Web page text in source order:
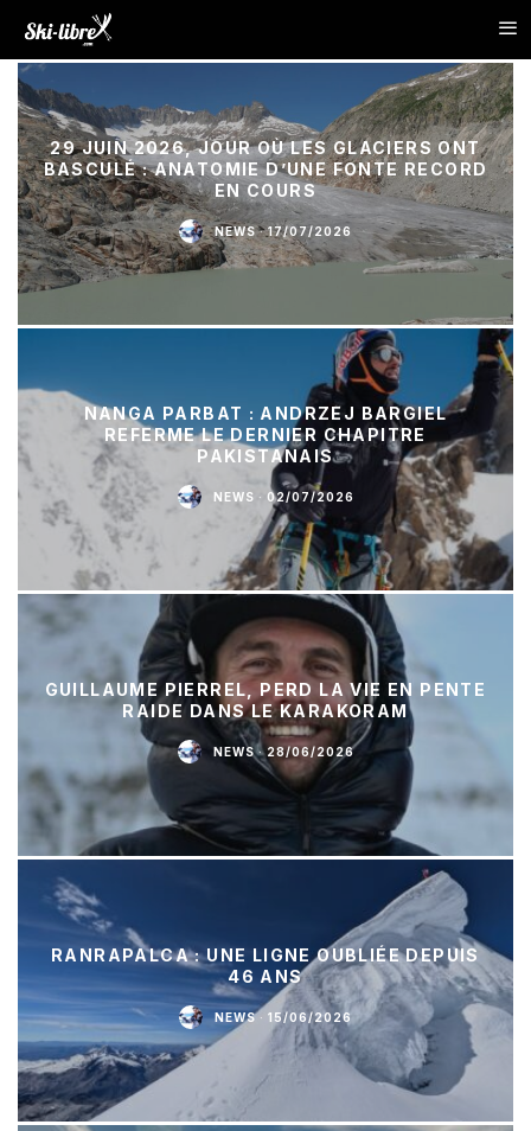
29 JUIN 2026, JOUR OÙ LES GLACIERS ONT
BASCULÉ : ANATOMIE D’UNE FONTE RECORD
EN COURS
NEWS · 17/07/2026
NANGA PARBAT : ANDRZEJ BARGIEL
REFERME LE DERNIER CHAPITRE
PAKISTANAIS
NEWS · 02/07/2026
GUILLAUME PIERREL, PERD LA VIE EN PENTE
RAIDE DANS LE KARAKORAM
NEWS · 28/06/2026
RANRAPALCA : UNE LIGNE OUBLIÉE DEPUIS
46 ANS
NEWS · 15/06/2026